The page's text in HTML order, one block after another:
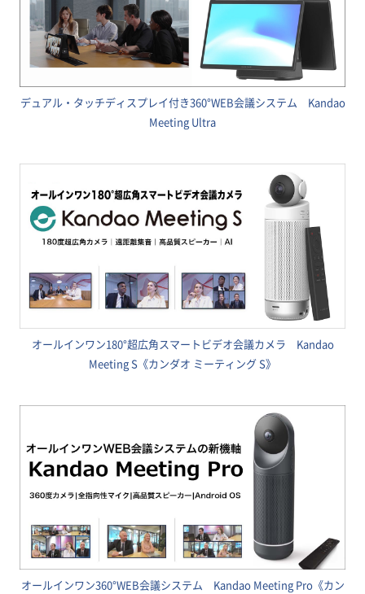
デュアル・タッチディスプレイ付き360°WEB会議システム Kandao
Meeting Ultra
オールインワン180°超広角スマートビデオ会議カメラ Kandao
Meeting S《カンダオ ミーティング S》
オールインワン360°WEB会議システム Kandao Meeting Pro《カン